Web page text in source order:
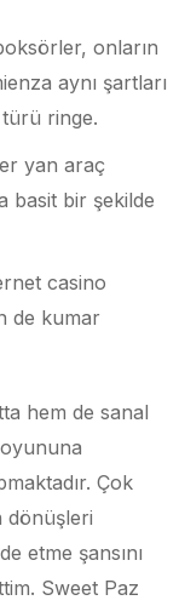
onların
aynı şartları
ringe.
yan araç
basit bir şekilde
casino
de kumar
hem de sanal
Çok
dönüşleri
etme şansını
Sweet Paz